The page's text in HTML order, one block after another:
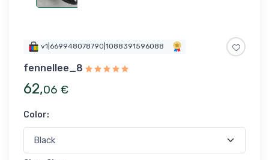
v1|669948078790|1088391596088
fennellee_8
62,06 €
Color: